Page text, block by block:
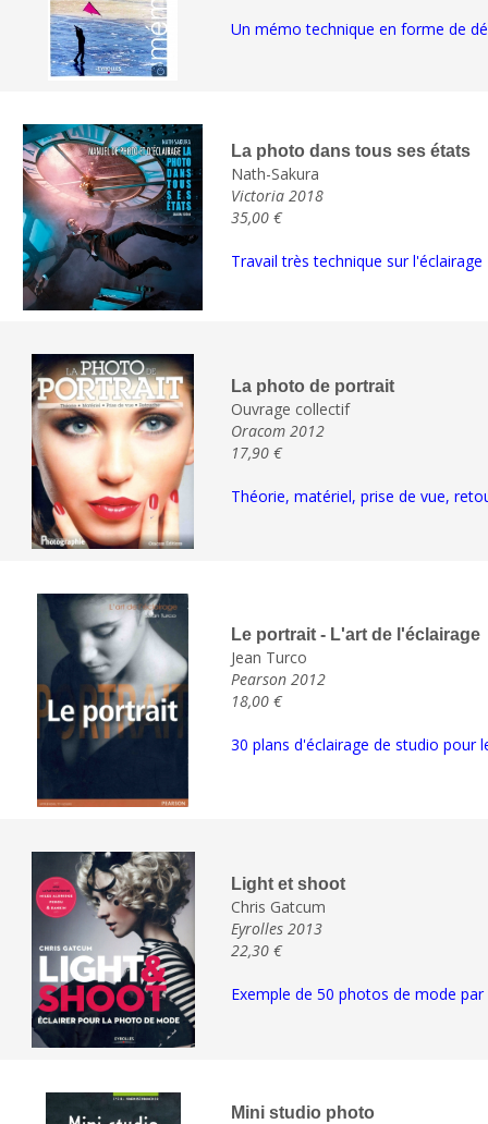
Un mémo technique en forme de
La photo dans tous ses états
Nath-Sakura
Victoria 2018
35,00 €
Travail très technique sur l'éclairage
La photo de portrait
Ouvrage collectif
Oracom 2012
17,90 €
Théorie, matériel, prise de vue,
Le portrait - L'art de l'éclairage
Jean Turco
Pearson 2012
18,00 €
30 plans d'éclairage de studio pour
Light et shoot
Chris Gatcum
Eyrolles 2013
22,30 €
Exemple de 50 photos de mode
Mini studio photo